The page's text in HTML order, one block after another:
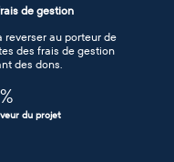
de gestion
reverser au porteur de
des frais de gestion
des dons.
%
du projet